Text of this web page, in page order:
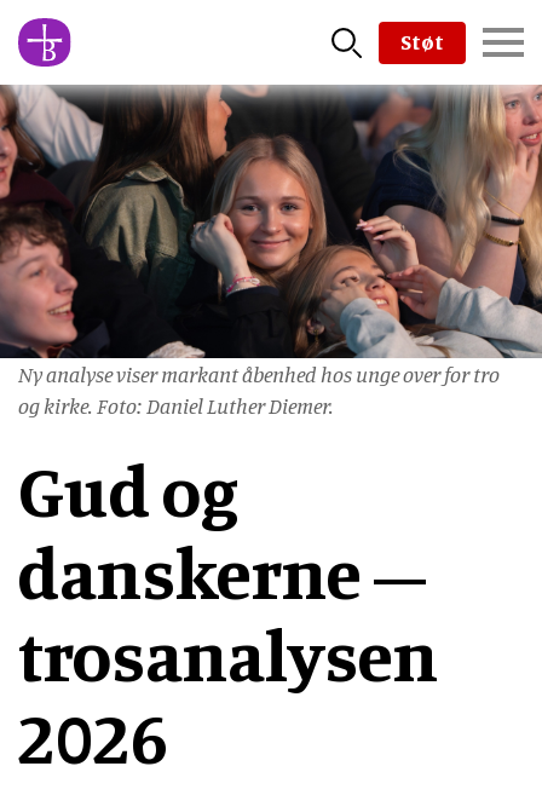
Skip
to
main
content
Støt
Ny analyse viser markant åbenhed hos unge over for tro
og kirke. Foto: Daniel Luther Diemer.
Gud og
danskerne –
trosanalysen
2026